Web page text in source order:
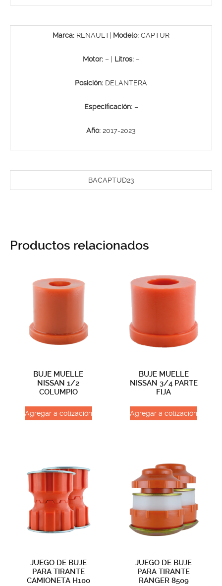
Marca: RENAULT| Modelo: CAPTUR
Motor:– | Litros:–
Posición: DELANTERA
Especificación: –
Año: 2017-2023
BACAPTUD23
Productos relacionados
BUJE MUELLE
NISSAN 1/2
COLUMPIO
Agregar a cotización
BUJE MUELLE
NISSAN 3/4 PARTE
FIJA
Agregar a cotización
JUEGO DE BUJE
PARA TIRANTE
CAMIONETA H100
JUEGO DE BUJE
PARA TIRANTE
RANGER 8509